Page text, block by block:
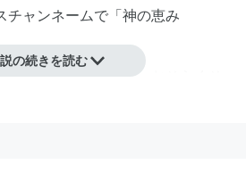
チャンネームで「神の恵み
られているとしたら、おそらくそ
の続きを読む